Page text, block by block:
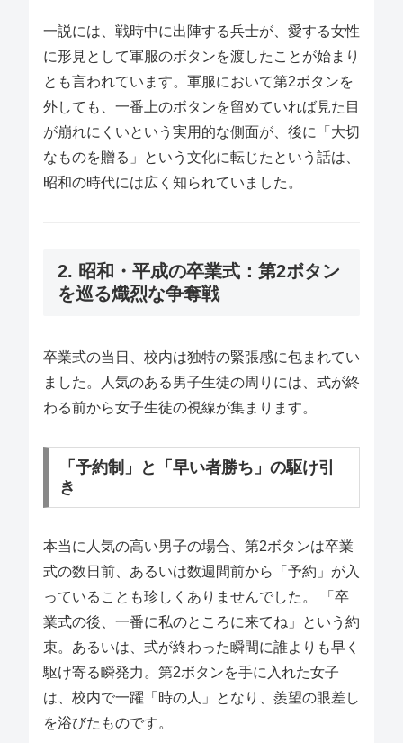
一説には、戦時中に出陣する兵士が、愛する女性
に形見として軍服のボタンを渡したことが始まり
とも言われています。軍服において第2ボタンを
外しても、一番上のボタンを留めていれば見た目
が崩れにくいという実用的な側面が、後に「大切
なものを贈る」という文化に転じたという話は、
昭和の時代には広く知られていました。
2. 昭和・平成の卒業式：第2ボタン
を巡る熾烈な争奪戦
卒業式の当日、校内は独特の緊張感に包まれてい
ました。人気のある男子生徒の周りには、式が終
わる前から女子生徒の視線が集まります。
「予約制」と「早い者勝ち」の駆け引
き
本当に人気の高い男子の場合、第2ボタンは卒業
式の数日前、あるいは数週間前から「予約」が入
っていることも珍しくありませんでした。 「卒
業式の後、一番に私のところに来てね」という約
束。あるいは、式が終わった瞬間に誰よりも早く
駆け寄る瞬発力。第2ボタンを手に入れた女子
は、校内で一躍「時の人」となり、羨望の眼差し
を浴びたものです。